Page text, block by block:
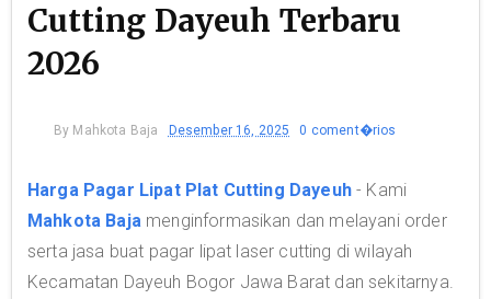
Cutting Dayeuh Terbaru
2026
By Mahkota Baja Desember 16, 2025 0 coment�rios
Harga Pagar Lipat Plat Cutting Dayeuh- Kami
Mahkota Bajamenginformasikan dan melayani order
serta jasa buat pagar lipat laser cutting di wilayah
Kecamatan Dayeuh Bogor Jawa Barat dan sekitarnya.